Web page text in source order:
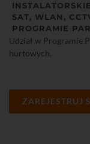
SAT, WLAN,
PROGRAMIE
Udział w Programie
hurtowych.
ZAREJESTRUJ